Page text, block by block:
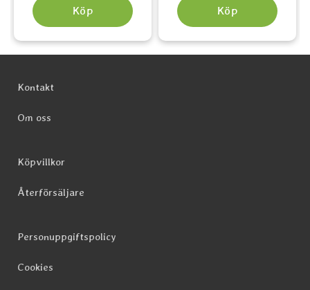
Köp Köp
Kontakt
Om oss
Köpvillkor
Återförsäljare
Personuppgiftspolicy
Cookies